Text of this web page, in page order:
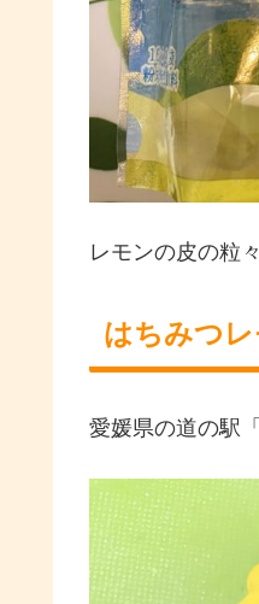
レモンの皮の粒
はちみつ
愛媛県の道の駅